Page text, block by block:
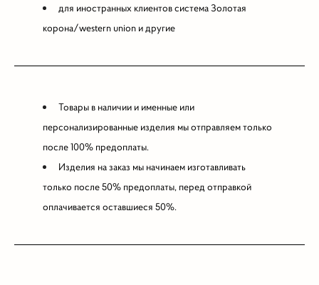
для иностранных клиентов система Золотая
корона/western union и другие
Товары в наличии и именные или
персонализированные изделия мы отправляем только
после 100% предоплаты.
Изделия на заказ мы начинаем изготавливать
только после 50% предоплаты, перед отправкой
оплачивается оставшиеся 50%.